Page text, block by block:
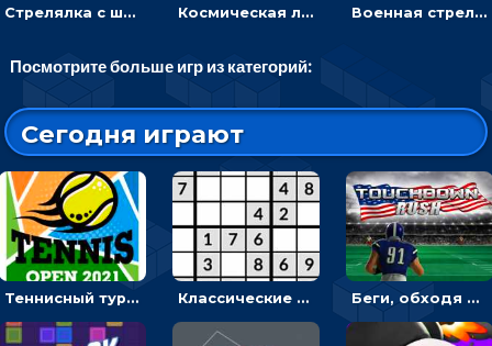
Стрелялка с шариками по рождественским эльфам Космическая линия фронта: соединять корабли и побеждать инопланетян Военная стрелялка в воздухе: лететь и уничтожать истребители
Посмотрите больше игр из категорий:
Сегодня играют
Теннисный турнир: подавать или отбивать шарик ракеткой Классические судоку: реши 30 уровней головоломки Беги, обходя соперников и собирай бонусы - американский футбол